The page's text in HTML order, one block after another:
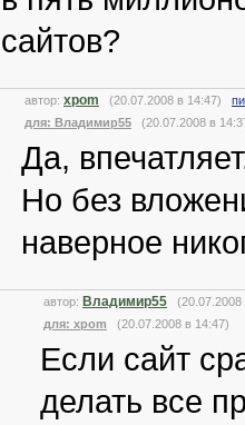
сайтов?
автор: xpom (20.07.2008 в 14:47)
для: Владимир55 (20.07.2008 в
Да,
Но без
наверное
автор: Владимир55
для: xpom (20.07.2008 в 14:47)
Если сайт
делать все